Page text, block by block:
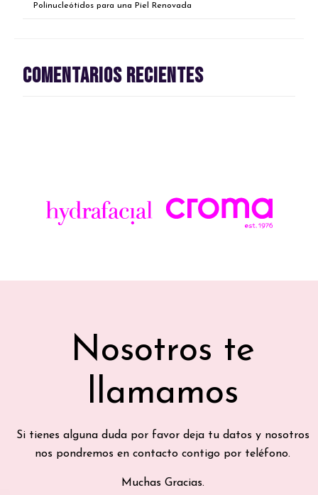
Polinucleótidos para una Piel Renovada
Comentarios recientes
Nosotros te
llamamos
Si tienes alguna duda por favor deja tu datos y nosotros
nos pondremos en contacto contigo por teléfono.
Muchas Gracias.